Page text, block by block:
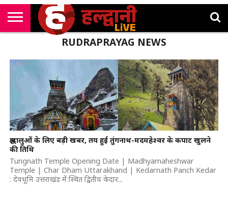
राष्ट्रीय
RUDRAPRAYAG NEWS
श्रद्धालुओं के लिए बड़ी खबर, तय हुई तुंगनाथ-मदमहेश्वर के कपाट खुलने
की तिथि
Tungnath Temple Opening Date | Madhyamaheshwar
Temple | Char Dham Uttarakhand | Kedarnath Panch Kedar
: देवभूमि उत्तराखंड में स्थित द्वितीय केदार...